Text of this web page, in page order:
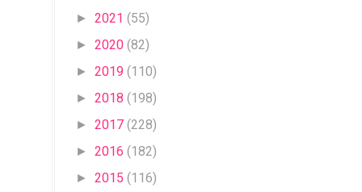
► 2021 (55)
► 2020 (82)
► 2019 (110)
► 2018 (198)
► 2017 (228)
► 2016 (182)
► 2015 (116)